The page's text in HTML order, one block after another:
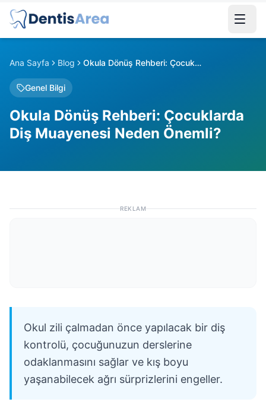
Ana Sayfa Blog Okula Dönüş Rehberi: Çocuklarda Diş Muayenesi Neden Önemli?
Genel Bilgi
Okula Dönüş Rehberi: Çocuklarda
Diş Muayenesi Neden Önemli?
REKLAM
Okul zili çalmadan önce yapılacak bir diş
kontrolü, çocuğunuzun derslerine
odaklanmasını sağlar ve kış boyu
yaşanabilecek ağrı sürprizlerini engeller.